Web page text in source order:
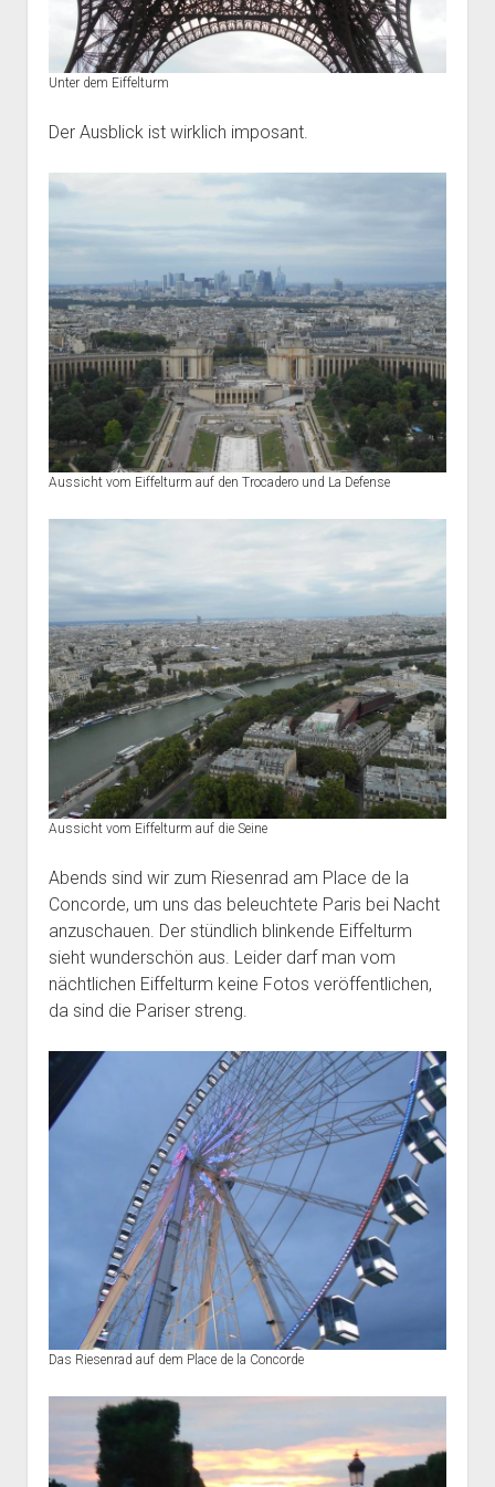
Unter dem Eiffelturm
Der Ausblick ist wirklich imposant.
Aussicht vom Eiffelturm auf den Trocadero und La Defense
Aussicht vom Eiffelturm auf die Seine
Abends sind wir zum Riesenrad am Place de la
Concorde, um uns das beleuchtete Paris bei Nacht
anzuschauen. Der stündlich blinkende Eiffelturm
sieht wunderschön aus. Leider darf man vom
nächtlichen Eiffelturm keine Fotos veröffentlichen,
da sind die Pariser streng.
Das Riesenrad auf dem Place de la Concorde